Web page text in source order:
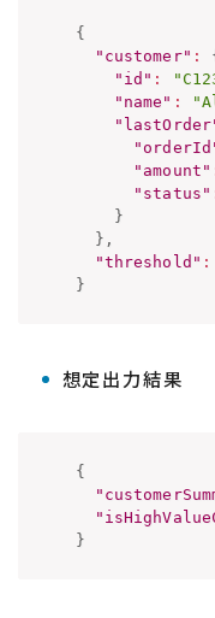
{
"customer" :
"id" :
"name" :
"amount"
"status"
}
} ,
"threshold" :
}
想定出力結果
{
}